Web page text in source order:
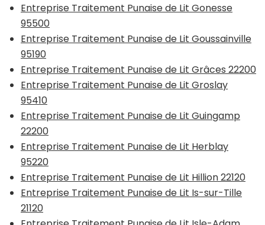
Entreprise Traitement Punaise de Lit Gonesse
95500
Entreprise Traitement Punaise de Lit Goussainville
95190
Entreprise Traitement Punaise de Lit Grâces 22200
Entreprise Traitement Punaise de Lit Groslay
95410
Entreprise Traitement Punaise de Lit Guingamp
22200
Entreprise Traitement Punaise de Lit Herblay
95220
Entreprise Traitement Punaise de Lit Hillion 22120
Entreprise Traitement Punaise de Lit Is-sur-Tille
21120